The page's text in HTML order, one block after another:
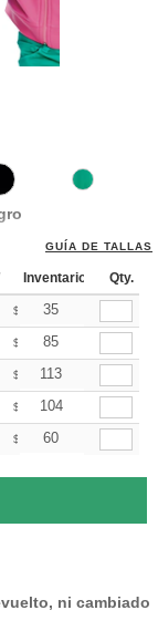
GUÍA DE TALLAS
288 + Mas
Inventario Qty.
$ 19.82
35
$ 19.82
85
$ 19.82
113
$ 19.82
104
$ 19.82
60
ni cambiado